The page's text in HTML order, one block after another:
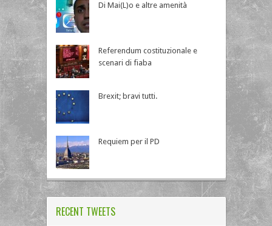
Di Mai(L)o e altre amenità
Referendum costituzionale e
scenari di fiaba
Brexit; bravi tutti.
Requiem per il PD
RECENT TWEETS